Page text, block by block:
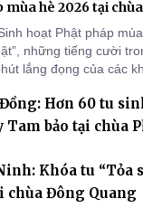
mùa hè 2026 tại
hoạt Phật pháp
những tiếng cười
lắng đọng của các
học ngắn ngủi nhưng
hạt giống thiện l
Hơn 60 tu
Tam bảo tại chùa
Khóa tu “Tỏa
chùa Đông Quang